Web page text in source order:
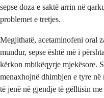
sepse doza e saktë arrin në
problemet e tretjes.
Megjithatë, acetaminofeni oral
mundur, sepse është më i
kërkon mbikëqyrje mjekësore.
menaxhojnë dhimbjen e tyre
të jenë në gjendje të gëlltisin